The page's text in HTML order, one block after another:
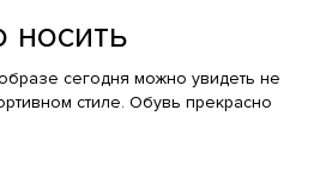
сегодня можно увидеть не
стиле. Обувь прекрасно